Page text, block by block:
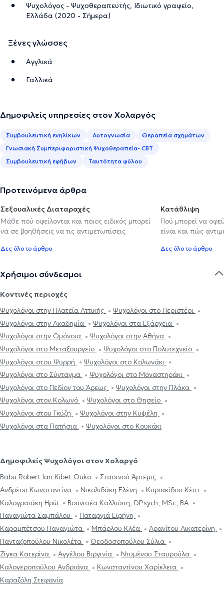
Ψυχολόγος - Ψυχοθεραπευτής, Ιδιωτικό γραφείο,
Ελλάδα (2020 - Σήμερα)
Ξένες γλώσσες
Αγγλικά
Γαλλικά
Δημοφιλείς υπηρεσίες στον Χολαργός
Συμβουλευτική ενηλίκων Αυτογνωσία
Θεραπεία σχημάτων
Γνωσιακή Συμπεριφοριστική Ψυχοθεραπεία- CBT
Συμβουλευτική εφήβων
Ταυτότητα φύλου
Προτεινόμενα άρθρα
Σεξουαλικές Διαταραχές
Μάθε πού οφείλονται και ποιος ειδικός μπορεί
να σε βοηθήσεις να τις αντιμετωπίσεις
Δες όλο το άρθρο
Κατάθλιψη
Πού μπορεί να
είναι και πώς
Δες όλο το άρθρο
Χρήσιμοι σύνδεσμοι
Κοντινές περιοχές
Ψυχολόγοι στην Πλατεία Αττικής
Ψυχολόγοι στο Περιστέρι
Ψυχολόγοι στην Ακαδημία
Ψυχολόγοι στα Εξάρχεια
Ψυχολόγοι στην Ομόνοια
Ψυχολόγοι στην Αθήνα
Ψυχολόγοι στο Μεταξουργείο
Ψυχολόγοι στο Πολυτεχνείο
Ψυχολόγοι στου Ψυρρή
Ψυχολόγοι στο Κολωνάκι
Ψυχολόγοι στο Σύνταγμα
Ψυχολόγοι στο Μοναστηράκι
Ψυχολόγοι στο Πεδίον του Άρεως
Ψυχολόγοι στην Πλάκα
Ψυχολόγοι στον Κολωνό
Ψυχολόγοι στο Θησείο
Ψυχολόγοι στου Γκύζη
Ψυχολόγοι στην Κυψέλη
Ψυχολόγοι στα Πατήσια
Ψυχολόγοι στο Κουκάκι
Δημοφιλείς Ψυχολόγοι στον Χολαργό
Babu Robert Ian Kibet Ouko
Στασινού Άρτεμις
Ανδρέου Κωνσταντίνα
Νικολιδάκη Ελένη
Κυριακίδου Κέιτι
Καλογραιάκη Ηρώ
Βουνισέα Καλλιόπη, DPsych, MSc, BA
Παναγιώτα Σαμπάλου
Παταργιά Ειρήνη
Καραμπέτσου Παναγιώτα
Μπάρλου Κλέα
Αρανίτου Αικατερίνη
Πανταζοπούλου Νικολέτα
Θεοδοσοπούλου Σύλια
Ζίγκα Κατερίνα
Αγγέλου Βιργινία
Ντυμένου Σταυρούλα
Καλογεροπούλου Ανδριάνα
Κωνσταντίνου Χαρίκλεια
Καραζόλη Στεφανία